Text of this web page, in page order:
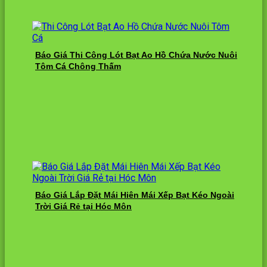
Báo Giá Thi Công Lót Bạt Ao Hồ Chứa Nước Nuôi
Tôm Cá Chông Thấm
Báo Giá Lắp Đặt Mái Hiên Mái Xếp Bạt Kéo Ngoài
Trời Giá Rẻ tại Hóc Môn